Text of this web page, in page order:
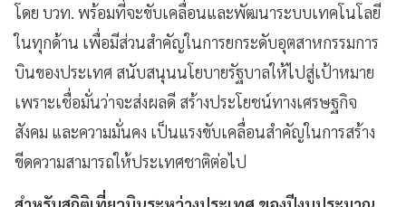
โดย บวท. พร้อมที่จะขับเคลื่อนและพัฒนาระบบเทคโนโลยี
ในทุกด้าน เพื่อมีส่วนสำคัญในการยกระดับอุตสาหกรรมการ
บินของประเทศ สนับสนุนนโยบายรัฐบาลให้ไปสู่เป้าหมาย
เพราะเชื่อมั่นว่าจะส่งผลดี สร้างประโยชน์ทางเศรษฐกิจ
สังคม และความมั่นคง เป็นแรงขับเคลื่อนสำคัญในการสร้าง
ขีดความสามารถให้ประเทศชาติต่อไป